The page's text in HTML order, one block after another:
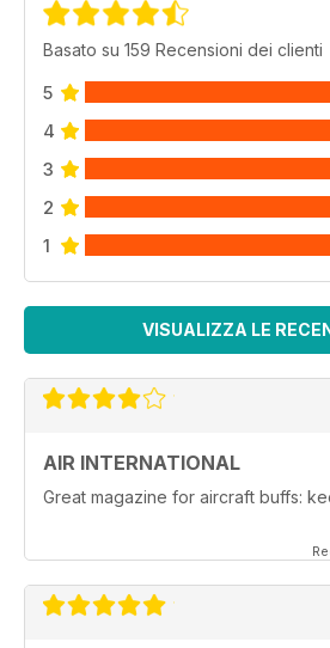
Basato su 159 Recensioni dei clienti
5
4
3
2
1
VISUALIZZA LE
AIR INTERNATIONAL
Great magazine for aircraft buffs: